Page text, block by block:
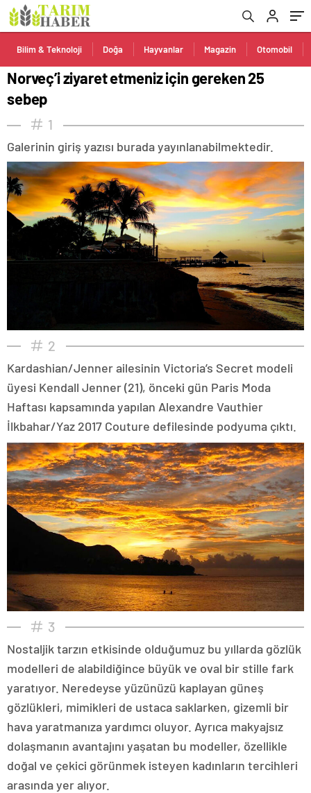
Bilim & Teknoloji Doğa Hayvanlar Magazin Otomobil
Norveç’i ziyaret etmeniz için gereken 25
sebep
1
Galerinin giriş yazısı burada yayınlanabilmektedir.
2
Kardashian/Jenner ailesinin Victoria’s Secret modeli
üyesi Kendall Jenner (21), önceki gün Paris Moda
Haftası kapsamında yapılan Alexandre Vauthier
İlkbahar/Yaz 2017 Couture defilesinde podyuma çıktı.
3
Nostaljik tarzın etkisinde olduğumuz bu yıllarda gözlük
modelleri de alabildiğince büyük ve oval bir stille fark
yaratıyor. Neredeyse yüzünüzü kaplayan güneş
gözlükleri, mimikleri de ustaca saklarken, gizemli bir
hava yaratmanıza yardımcı oluyor. Ayrıca makyajsız
dolaşmanın avantajını yaşatan bu modeller, özellikle
doğal ve çekici görünmek isteyen kadınların tercihleri
arasında yer alıyor.